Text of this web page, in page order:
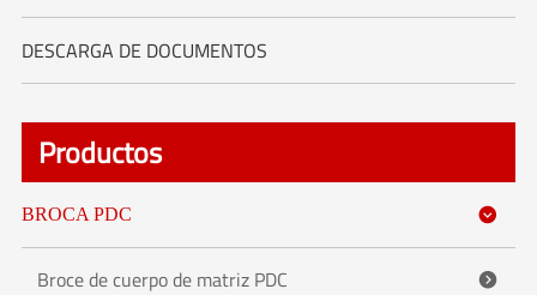
DESCARGA DE DOCUMENTOS
Productos
BROCA PDC 
Broce de cuerpo de matriz PDC 